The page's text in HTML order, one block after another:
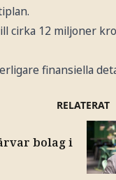
cirka 12 miljoner
finansiella
RELATERAT
bolag i